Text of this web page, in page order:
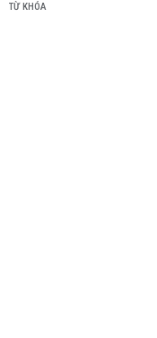
TỪ KHÓA